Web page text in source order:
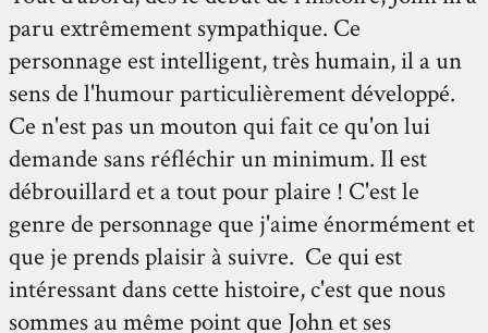
paru extrêmement sympathique. Ce
personnage est intelligent, très humain, il a un
sens de l'humour particulièrement développé.
Ce n'est pas un mouton qui fait ce qu'on lui
demande sans réfléchir un minimum. Il est
débrouillard et a tout pour plaire ! C'est le
genre de personnage que j'aime énormément et
que je prends plaisir à suivre. Ce qui est
intéressant dans cette histoire, c'est que nous
sommes au même point que John et ses